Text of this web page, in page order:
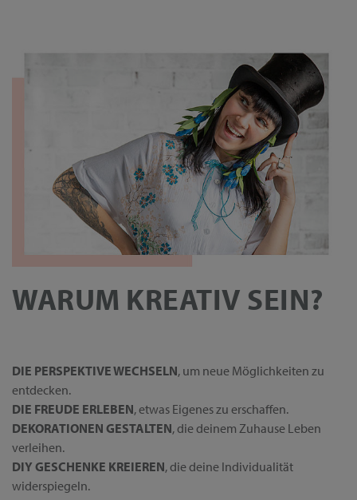
WARUM KREATIV SEIN?
DIE PERSPEKTIVE WECHSELN, um neue Möglichkeiten zu
entdecken.
DIE FREUDE ERLEBEN, etwas Eigenes zu erschaffen.
DEKORATIONEN GESTALTEN, die deinem Zuhause Leben
verleihen.
DIY GESCHENKE KREIEREN, die deine Individualität
widerspiegeln.